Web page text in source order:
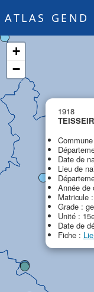
ATLAS GEND
1918
Date de
Lieu de
Année de
Matricule
Grade :
Unité :
Date de
Fiche :
+
−